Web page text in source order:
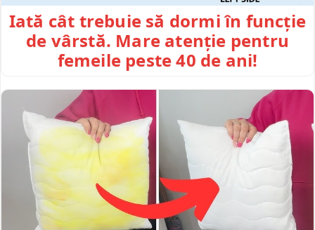
Iată cât trebuie să dormi în funcție
de vârstă. Mare atenție pentru
femeile peste 40 de ani!